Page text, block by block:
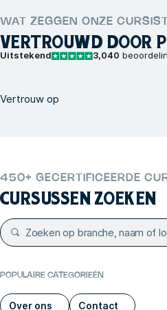
WAT ZEGGEN ONZE
VERTROUWD DOOR
Uitstekend 3,040
Vertrouw op
450+ GECERTIFICEERDE
CURSUSSEN ZOEKEN
POPULAIRE CATEGORIEËN
Over ons Contact